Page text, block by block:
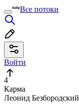
Все потоки
Войти
4
Карма
Леонид Безбородский